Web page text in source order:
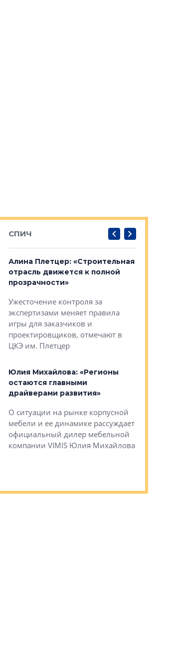
СПИЧ
Алина Плетцер: «Строительная
отрасль движется к полной
прозрачности»
Ужесточение контроля за
экспертизами меняет правила
игры для заказчиков и
проектировщиков, отмечают в
ЦКЭ им. Плетцер
Юлия Михайлова: «Регионы
остаются главными
драйверами развития»
О ситуации на рынке корпусной
мебели и ее динамике рассуждает
официальный дилер мебельной
компании VIMIS Юлия Михайлова